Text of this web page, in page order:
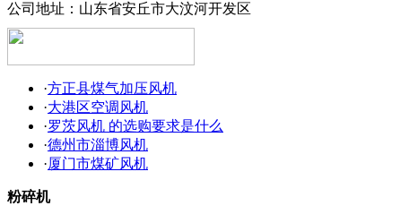
公司地址：山东省安丘市大汶河开发区
·方正县煤气加压风机
·大港区空调风机
·罗茨风机 的选购要求是什么
·德州市淄博风机
·厦门市煤矿风机
粉碎机